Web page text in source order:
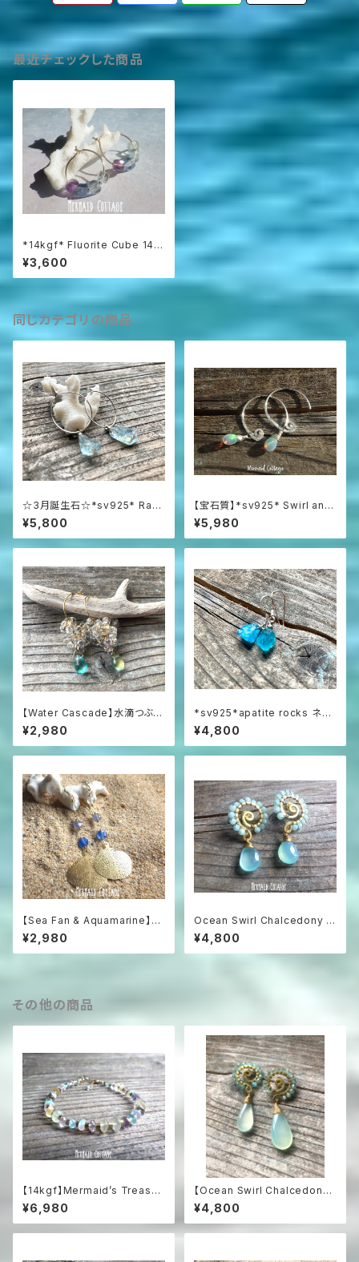
最近チェックした商品
*14kgf* Fluorite Cube 14K
gf Gold Hoop Earrings フロ
ーライトキューブのフープピアス
¥3,600
同じカテゴリの商品
☆3月誕生石☆*sv925* Raw
Aquamarine アクアマリン原石
の一粒ピアス
¥5,800
【宝石質】*sv925* Swirl and
Opal プレシャスオパールの渦
巻きピアス☆AAAAA
¥5,980
【Water Cascade】水滴つぶつ
ぶガラスと海の雫のフープピア
ス
¥2,980
*sv925*apatite rocks ネオ
ンブルーアパタイト原石の一粒
ピアス
¥4,800
【Sea Fan & Aquamarine】海
うちわと3色アクアマリンのグラ
デーションピアス
¥2,980
Ocean Swirl Chalcedony *
Sea blue* 波の渦から滴るシ
ーブルーカルセドニーのボヘミ
アンピアス
¥4,800
その他の商品
【14kgf】Mermaid’s Treasur
e Multi-Gemstone Bracele
t海の宝物と遊色オパールのマル
チカラー天然石ブレスレット
¥6,980
【Ocean Swirl Chalcedony
'Aqua'】波の渦から滴るカルセ
ドニーのボヘミアンピアス
¥4,800